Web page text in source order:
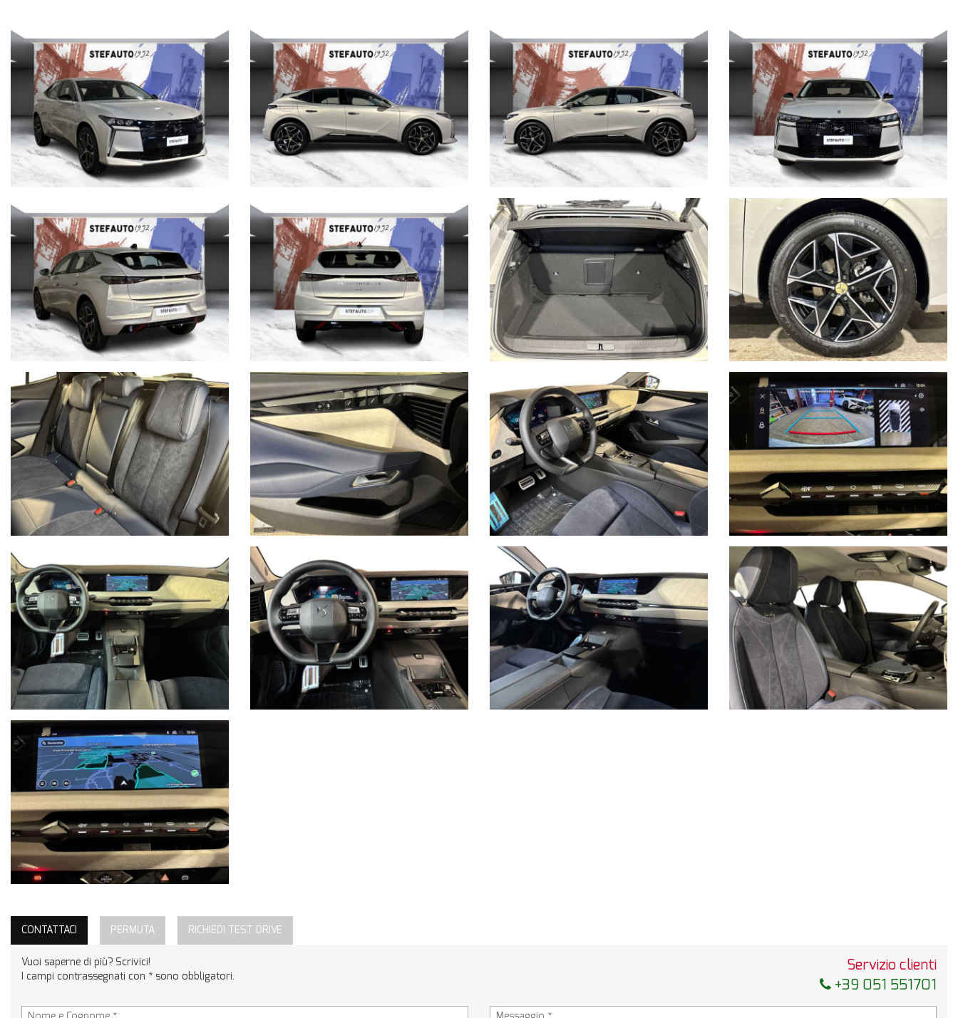
_ Valore a nuovo
_ Protezione pneumatici
Soluzione senza servizi prezzo di vendita € 31900
Prezzo escluso di passaggio di proprietà e bollo.
NEL PREZZO SONO ESENTI IPT E MESSA SU STRADA
Offriamo massima competenza nel gestire trattative a distanza offrendo la soluzione migliore per poter acquistare senza pensieri da qualunque parte d’Italia. Tuttavia, è possibile che ci siano delle
incongruenze fra gli accessori indicati nell’annuncio e la vettura presente in Concessionaria. Vi invitiamo a verificare le caratteristiche dello specifico veicolo con un nostro consulente.
INOLTRE VI INVITIAMO A SPECIFICARE:
- DATI ANAGRAFICI
- UN RECAPITO TELEFONICO
- LOCALITA' DI RESIDENZA
- IN CASO DI AUTO DA PERMUTARE o ROTTAMARE INDICARE:
(MODELLO, ANNO DI IMMATRICOLAZIONE, KM)
servizio navetta gratuito dalla stazione centrale di Bologna
DS STORE BOLOGNA
VIA BOVI CAMPEGGI, 4 40131 BOLOGNA
Tel. 051 551701
marketing@dsbologna.it
WWW.DSBOLOGNA.IT
DS BOLOGNA declina ogni responsabilità per eventuali non conformità relative ad equipaggiamento, omologazioni anti inquinamento, accessori, ecc. pubblicate nei diversi portali. Dette informazioni che
non rappresentano in alcun modo un impegno contrattuale in quanto non ci è possibile intervenire su eventuali errori di stampa.
CONTATTACI PERMUTA RICHIEDI TEST DRIVE
Vuoi saperne di più? Scrivici!
I campi contrassegnati con * sono obbligatori.
Servizio clienti
+39 051 551701